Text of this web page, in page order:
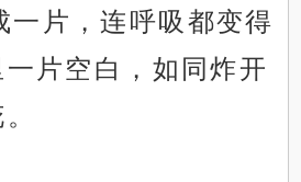
一片，连呼吸都变得
片空白，如同炸开